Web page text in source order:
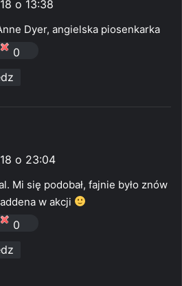
o 13:38
Dyer, angielska piosenkarka
0
o 23:04
Mi się podobał, fajnie było znów
w akcji
0